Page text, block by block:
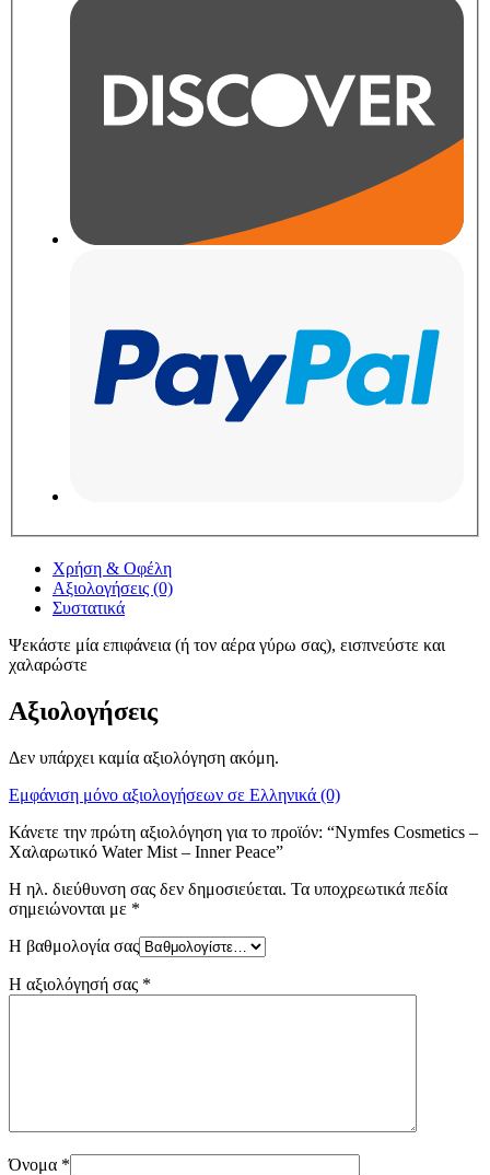
Χρήση & Οφέλη
Αξιολογήσεις (0)
Συστατικά
Ψεκάστε μία επιφάνεια (ή τον αέρα γύρω σας), εισπνεύστε και
χαλαρώστε
Αξιολογήσεις
Δεν υπάρχει καμία αξιολόγηση ακόμη.
Εμφάνιση μόνο αξιολογήσεων σε Ελληνικά (0)
Κάνετε την πρώτη αξιολόγηση για το προϊόν: “Nymfes Cosmetics –
Χαλαρωτικό Water Mist – Inner Peace”
Η ηλ. διεύθυνση σας δεν δημοσιεύεται. Τα υποχρεωτικά πεδία
σημειώνονται με *
Η βαθμολογία σας
Η αξιολόγησή σας *
Όνομα *